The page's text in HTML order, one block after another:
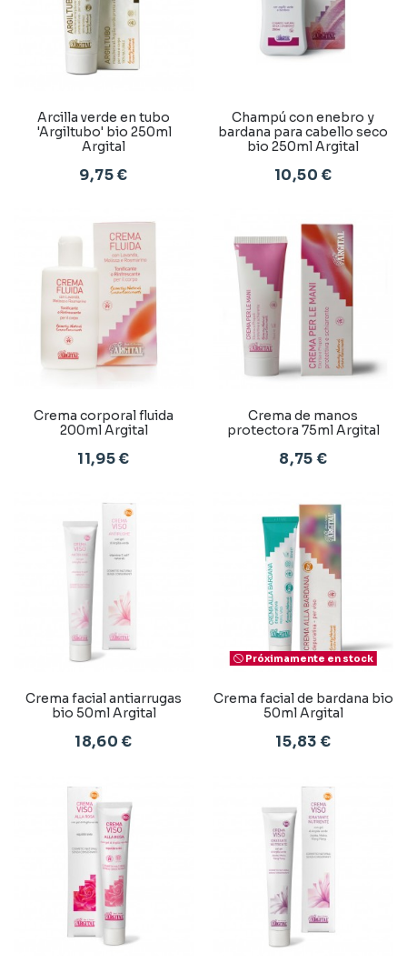
Arcilla verde en tubo
'Argiltubo' bio 250ml
Argital
9,75 €
Champú con enebro y
bardana para cabello seco
bio 250ml Argital
10,50 €
Crema corporal fluida
200ml Argital
11,95 €
Crema de manos
protectora 75ml Argital
8,75 €
Crema facial antiarrugas
bio 50ml Argital
18,60 €
Próximamente en stock
Crema facial de bardana bio
50ml Argital
15,83 €